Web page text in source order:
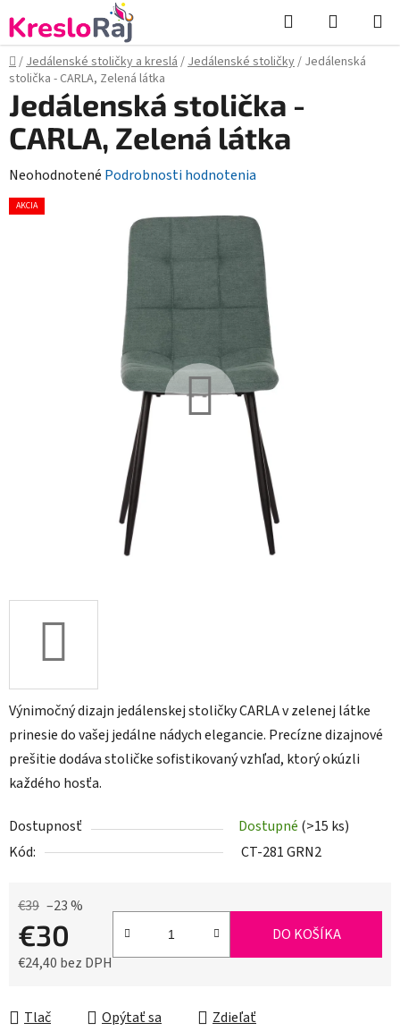
na
obsah
Hľadať
KOŠÍK
Domov
/Jedálenské stoličky a kreslá/Jedálenské stoličky/ Jedálenská
stolička - CARLA, Zelená látka
Výnimočný dizajn jedálenskej stoličky CARLA v zelenej látke
prinesie do vašej jedálne nádych elegancie. Precízne dizajnové
prešitie dodáva stoličke sofistikovaný vzhľad, ktorý okúzli
každého hosťa.
Dostupnosť Dostupné (>15 ks)
Kód:
CT-281 GRN2
€39 –23 %
€30
€24,40 bez DPH
DO KOŠÍKA
Tlač Opýtať sa Zdieľať
Jedálenská stolička -
CARLA, Zelená látka
Priemerné
hodnotenie
Neohodnotené Podrobnosti hodnotenia
AKCIA